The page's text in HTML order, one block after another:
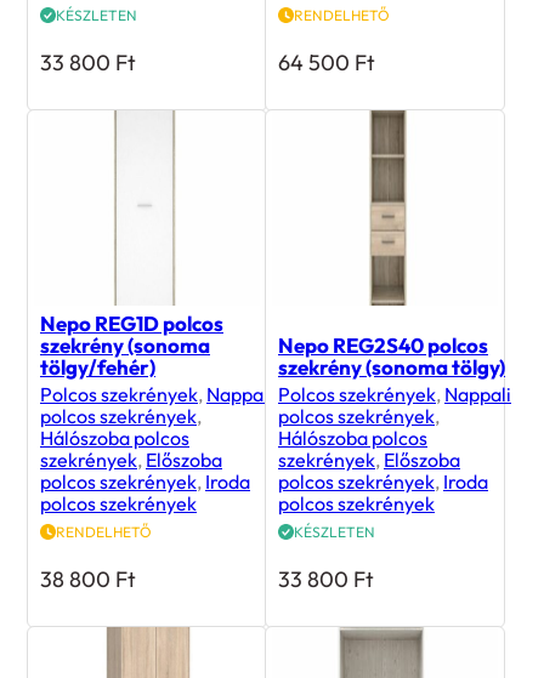
KÉSZLETEN
33 800 Ft
RENDELHETŐ
64 500 Ft
Nepo REG1D polcos
szekrény (sonoma
tölgy/fehér)
Polcos szekrények, Nappali
polcos szekrények,
Hálószoba polcos
szekrények, Előszoba
polcos szekrények, Iroda
polcos szekrények
RENDELHETŐ
38 800 Ft
Nepo REG2S40 polcos
szekrény (sonoma tölgy)
Polcos szekrények, Nappali
polcos szekrények,
Hálószoba polcos
szekrények, Előszoba
polcos szekrények, Iroda
polcos szekrények
KÉSZLETEN
33 800 Ft